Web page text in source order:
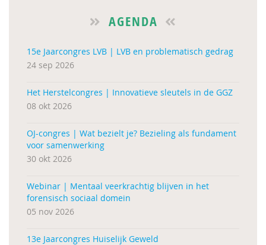
AGENDA
15e Jaarcongres LVB | LVB en problematisch gedrag
24 sep 2026
Het Herstelcongres | Innovatieve sleutels in de GGZ
08 okt 2026
OJ-congres | Wat bezielt je? Bezieling als fundament
voor samenwerking
30 okt 2026
Webinar | Mentaal veerkrachtig blijven in het
forensisch sociaal domein
05 nov 2026
13e Jaarcongres Huiselijk Geweld